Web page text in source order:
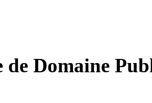
de Domaine